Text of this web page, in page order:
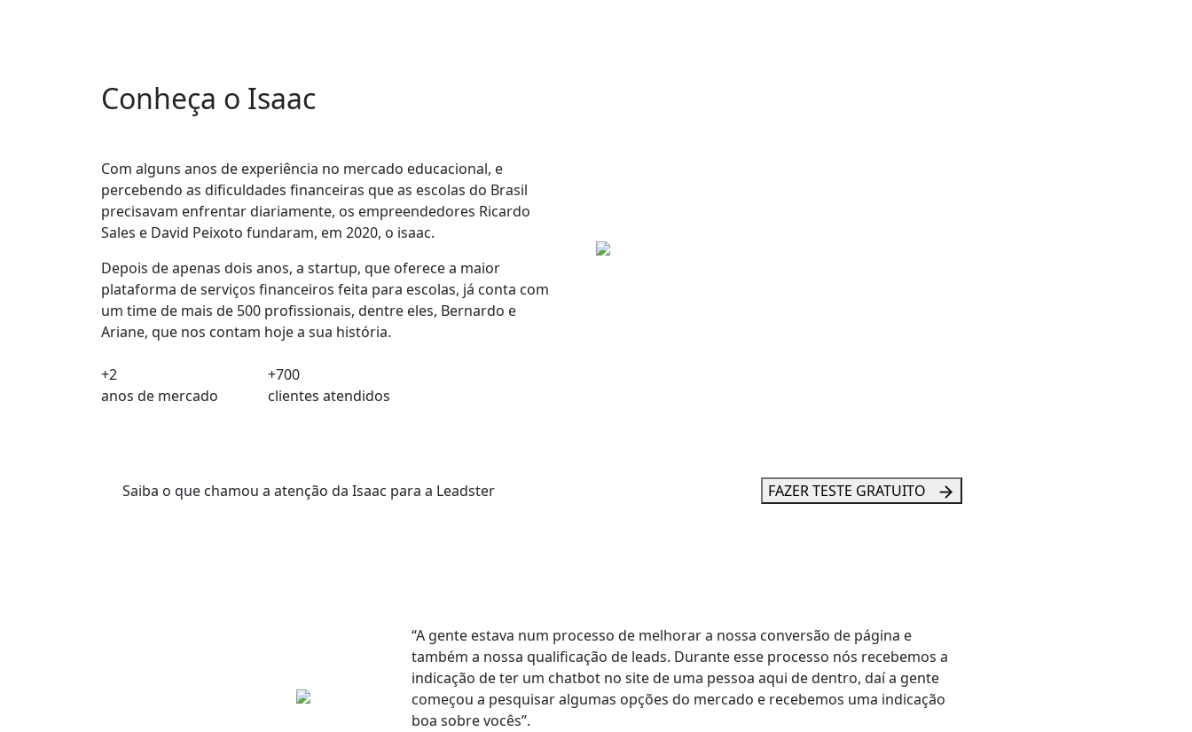
Conheça o Isaac
Com alguns anos de experiência no mercado educacional, e
percebendo as dificuldades financeiras que as escolas do Brasil
precisavam enfrentar diariamente, os empreendedores Ricardo
Sales e David Peixoto fundaram, em 2020, o isaac.
Depois de apenas dois anos, a startup, que oferece a maior
plataforma de serviços financeiros feita para escolas, já conta com
um time de mais de 500 profissionais, dentre eles, Bernardo e
Ariane, que nos contam hoje a sua história.
+2
anos de mercado
+700
clientes atendidos
Saiba o que chamou a atenção da Isaac para a Leadster FAZER TESTE GRATUITO
“A gente estava num processo de melhorar a nossa conversão de página e
também a nossa qualificação de leads. Durante esse processo nós recebemos a
indicação de ter um chatbot no sitede uma pessoa aqui de dentro, daí a gente
começou a pesquisar algumas opções do mercado e recebemos uma indicação
boa sobre vocês”.